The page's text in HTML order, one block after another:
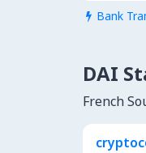
 Bank
DAI
French